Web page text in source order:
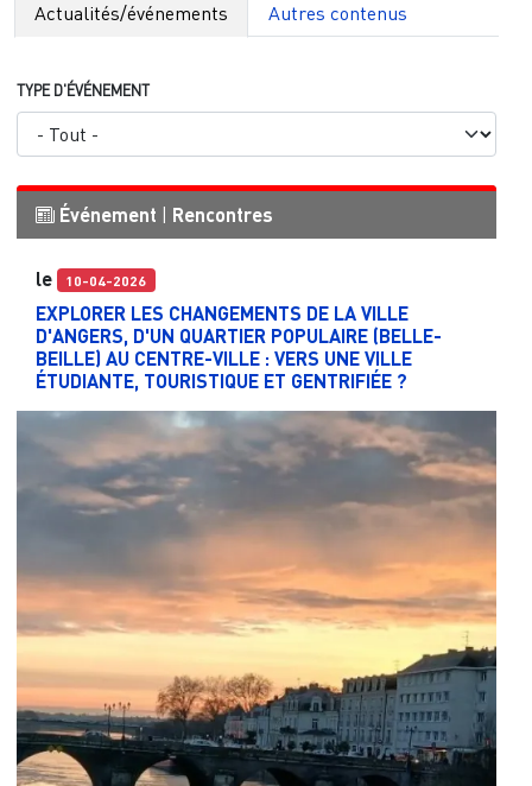
Actualités/événements Autres contenus
TYPE D'ÉVÉNEMENT
Événement Rencontres
le 10-04-2026
EXPLORER LES CHANGEMENTS DE LA VILLE
D'ANGERS, D'UN QUARTIER POPULAIRE (BELLE-
BEILLE) AU CENTRE-VILLE : VERS UNE VILLE
ÉTUDIANTE, TOURISTIQUE ET GENTRIFIÉE ?